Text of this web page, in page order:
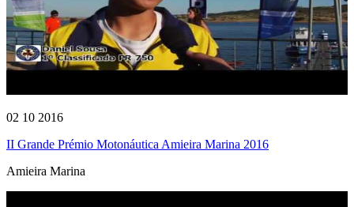
02 10 2016
II Grande Prémio Motonáutica Amieira Marina 2016
Amieira Marina